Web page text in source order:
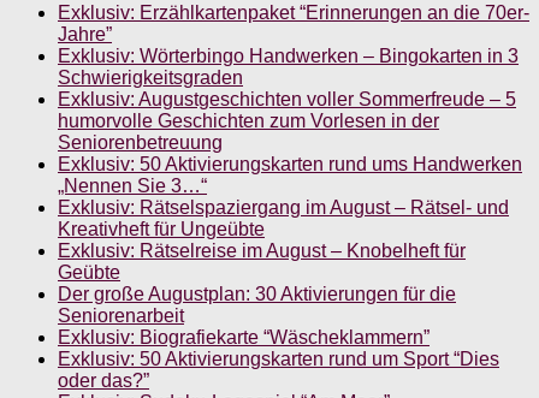
Exklusiv: Erzählkartenpaket “Erinnerungen an die 70er-
Jahre”
Exklusiv: Wörterbingo Handwerken – Bingokarten in 3
Schwierigkeitsgraden
Exklusiv: Augustgeschichten voller Sommerfreude – 5
humorvolle Geschichten zum Vorlesen in der
Seniorenbetreuung
Exklusiv: 50 Aktivierungskarten rund ums Handwerken
„Nennen Sie 3…“
Exklusiv: Rätselspaziergang im August – Rätsel- und
Kreativheft für Ungeübte
Exklusiv: Rätselreise im August – Knobelheft für
Geübte
Der große Augustplan: 30 Aktivierungen für die
Seniorenarbeit
Exklusiv: Biografiekarte “Wäscheklammern”
Exklusiv: 50 Aktivierungskarten rund um Sport “Dies
oder das?”